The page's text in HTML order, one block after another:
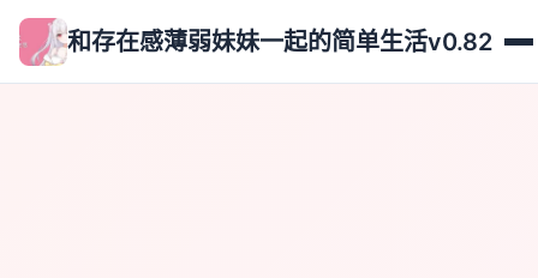
和存在感薄弱妹妹一起的简单生活v0.82